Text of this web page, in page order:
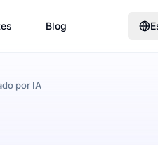
Blog
por IA